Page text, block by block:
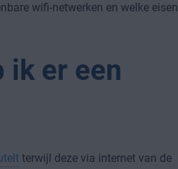
wifi-netwerken en welke eisen
ik er een
terwijl deze via internet van de